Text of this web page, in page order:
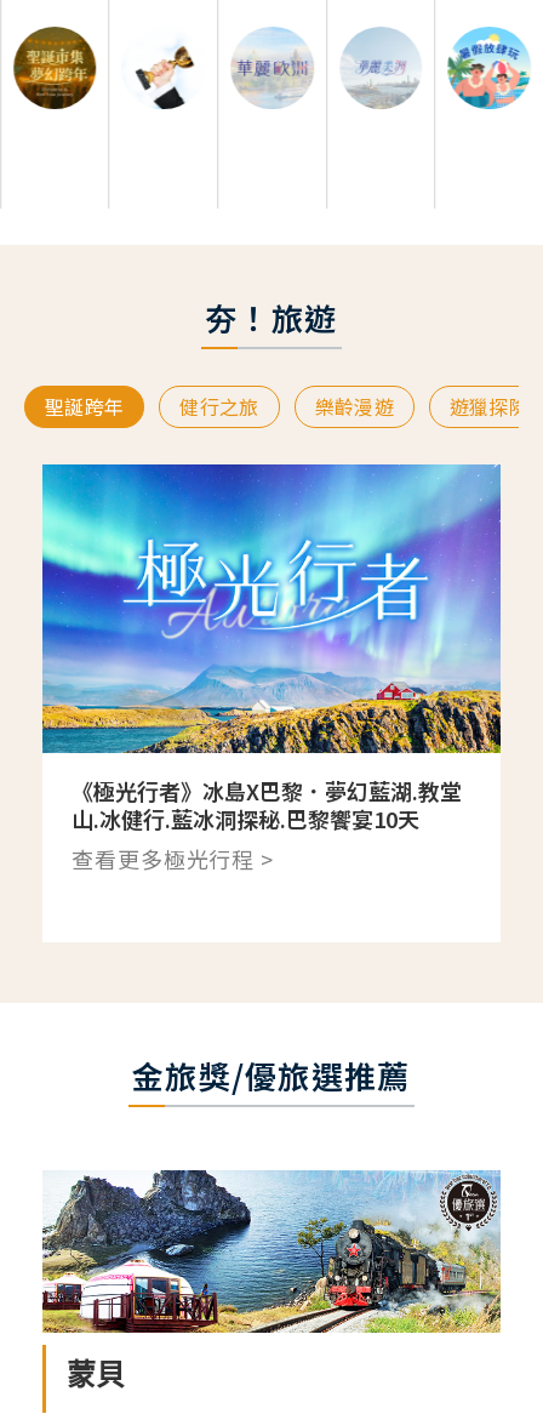
夯！旅遊
聖誕跨年 健行之旅 樂齡漫遊 遊獵探險
《極光行者》冰島X巴黎．夢幻藍湖.教堂
山.冰健行.藍冰洞探秘.巴黎饗宴10天
查看更多極光行程 >
金旅獎/優旅選推薦
蒙貝